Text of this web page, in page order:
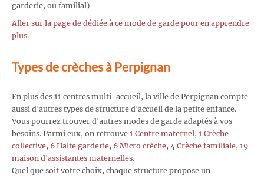
garderie, ou familial)
Aller sur la page de dédiée à ce mode de garde pour en apprendre
plus.
Types de crèches à Perpignan
En plus des 11 centres multi-accueil, la ville de Perpignan compte
aussi d'autres types de structure d'accueil de la petite enfance.
Vous pourrez trouver d'autres modes de garde adaptés à vos
besoins. Parmi eux, on retrouve 1 Centre maternel, 1 Crèche
collective, 6 Halte garderie, 6 Micro crèche, 4 Crèche familiale, 19
maison d'assistantes maternelles.
Quel que soit votre choix, chaque structure propose un